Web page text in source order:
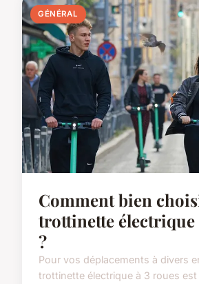
GÉNÉRAL
Comment bien
trottinette électrique
?
Pour vos déplacements à divers
trottinette électrique à 3 roues